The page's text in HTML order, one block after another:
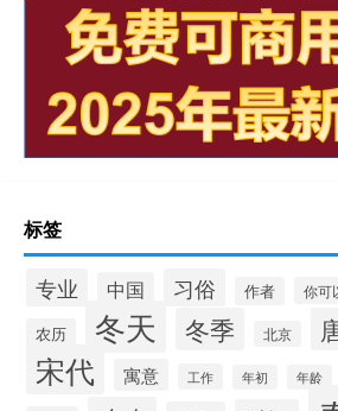
标签
专业 中国 习俗 作者 你可
农历 冬天 冬季 北京
宋代 寓意 工作 年初 年龄